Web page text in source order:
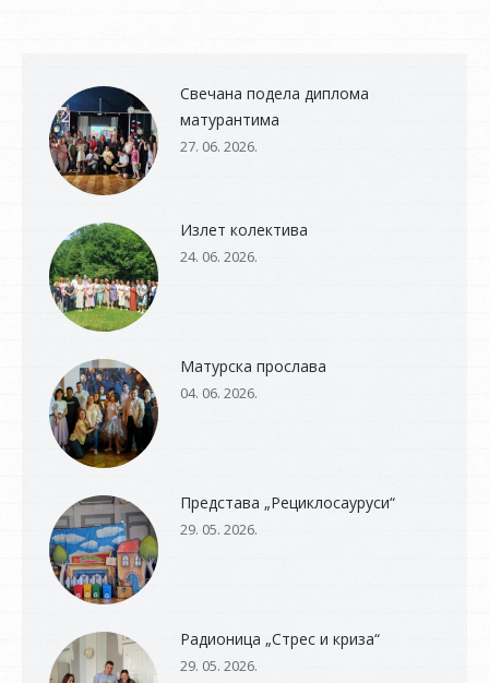
Свечана подела диплома
матурантима
27. 06. 2026.
Излет колектива
24. 06. 2026.
Матурска прослава
04. 06. 2026.
Представа „Рециклосауруси“
29. 05. 2026.
Радионица „Стрес и криза“
29. 05. 2026.